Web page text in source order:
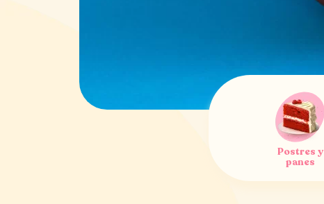
Postres y
panes